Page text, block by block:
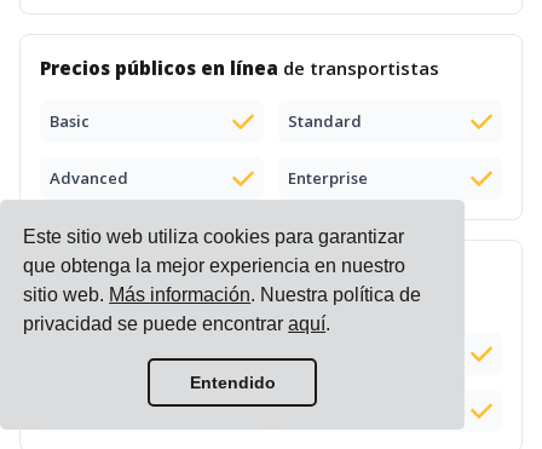
Este sitio web utiliza cookies para garantizar
que obtenga la mejor experiencia en nuestro
sitio web. Más información. Nuestra política de
privacidad se puede encontraraquí.
Entendido
Precios públicos en línea de transportistas
Basic Standard
Advanced Enterprise
Motor de precios de transporte (carga y
comparación de listas de precios)
Complemento (+$100) Standard
Enterprise